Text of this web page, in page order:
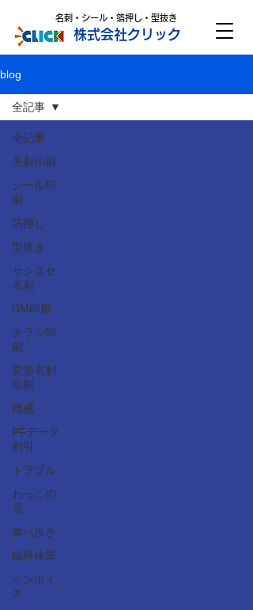
株式会社クリック
名刺・シール・箔押し・型抜き
blog
全記事
名刺印刷
シール印
刷
箔押し
型抜き
サシスセ
名刺
DM印刷
チラシ印
刷
変形名刺
印刷
雑感
PFデータ
割引
トラブル
わっこの
店
食べ歩き
臨時休業
インボイ
ス
全記事